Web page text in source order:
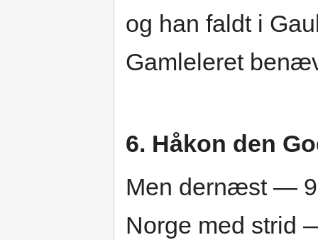
og han faldt i
Gamleleret
6. Håkon den
Men dernæst — 9
Norge med strid